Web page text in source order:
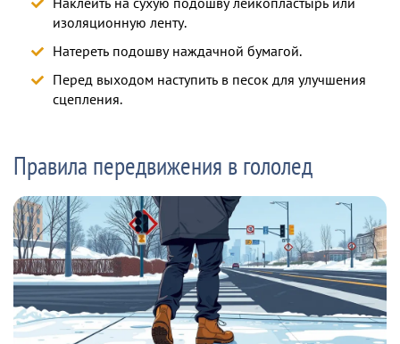
изоляционную ленту.
Натереть подошву наждачной бумагой.
Перед выходом наступить в песок для улучшения
сцепления.
Правила передвижения в гололед